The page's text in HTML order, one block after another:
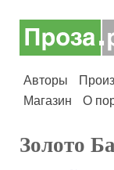
Авторы
Магазин
О
Золото